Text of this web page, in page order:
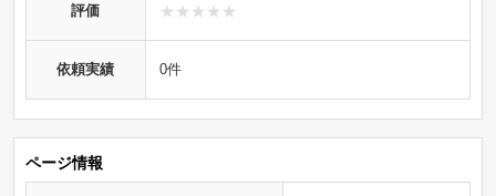
評価
依頼実績 0件
ページ情報